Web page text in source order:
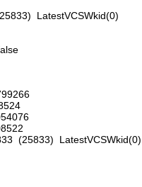
LatestVCSWkid(0)
(25833) LatestVCSWkid(0)